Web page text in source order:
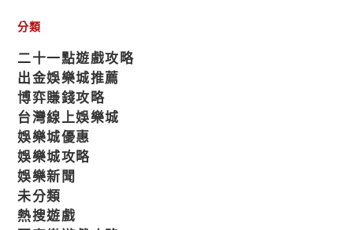
分類
二十一點遊戲攻略
出金娛樂城推薦
博弈賺錢攻略
台灣線上娛樂城
娛樂城優惠
娛樂城攻略
娛樂新聞
未分類
熱搜遊戲